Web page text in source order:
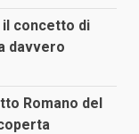
concetto di
davvero
Romano del